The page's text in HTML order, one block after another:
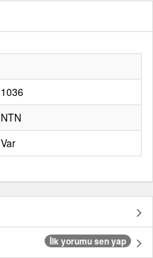
1036
NTN
Var
İlk yorumu sen yap